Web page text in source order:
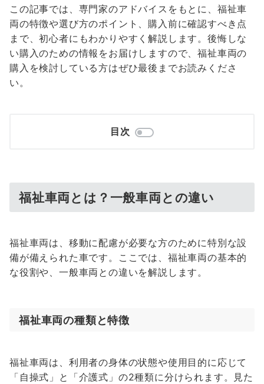
この記事では、専門家のアドバイスをもとに、福祉車
両の特徴や選び方のポイント、購入前に確認すべき点
まで、初心者にもわかりやすく解説します。後悔しな
い購入のための情報をお届けしますので、福祉車両の
購入を検討している方はぜひ最後までお読みくださ
い。
目次
福祉車両とは？一般車両との違い
福祉車両は、移動に配慮が必要な方のために特別な設
備が備えられた車です。ここでは、福祉車両の基本的
な役割や、一般車両との違いを解説します。
福祉車両の種類と特徴
福祉車両は、利用者の身体の状態や使用目的に応じて
「自操式」と「介護式」の2種類に分けられます。見た